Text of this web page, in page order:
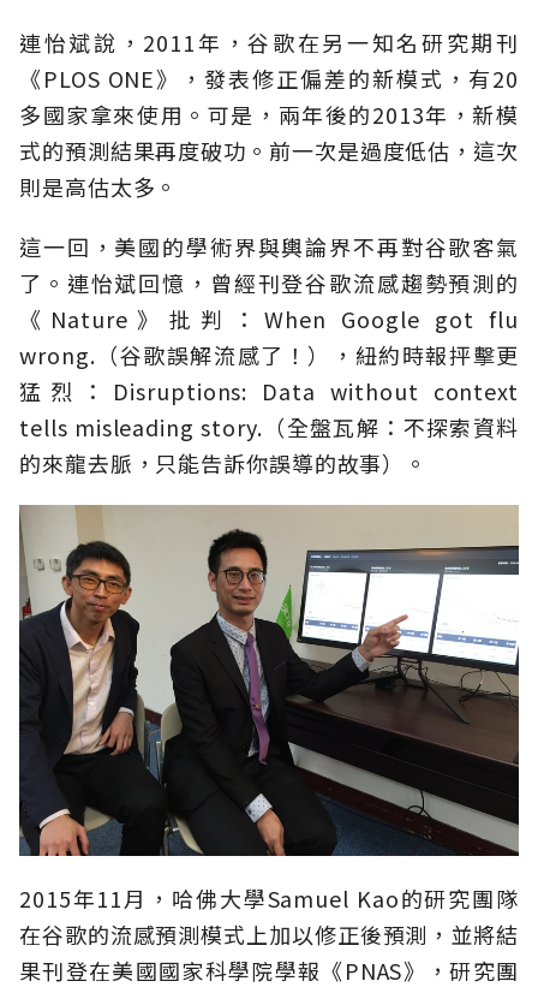
連怡斌說，2011年，谷歌在另一知名研究期刊
《PLOS ONE》，發表修正偏差的新模式，有20
多國家拿來使用。可是，兩年後的2013年，新模
式的預測結果再度破功。前一次是過度低估，這次
則是高估太多。
這一回，美國的學術界與輿論界不再對谷歌客氣
了。連怡斌回憶，曾經刊登谷歌流感趨勢預測的
《Nature》批判：When Google got flu
wrong.（谷歌誤解流感了！），紐約時報抨擊更
猛烈：Disruptions: Data without context
tells misleading story.（全盤瓦解：不探索資料
的來龍去脈，只能告訴你誤導的故事）。
2015年11月，哈佛大學Samuel Kao的研究團隊
在谷歌的流感預測模式上加以修正後預測，並將結
果刊登在美國國家科學院學報《PNAS》，研究團